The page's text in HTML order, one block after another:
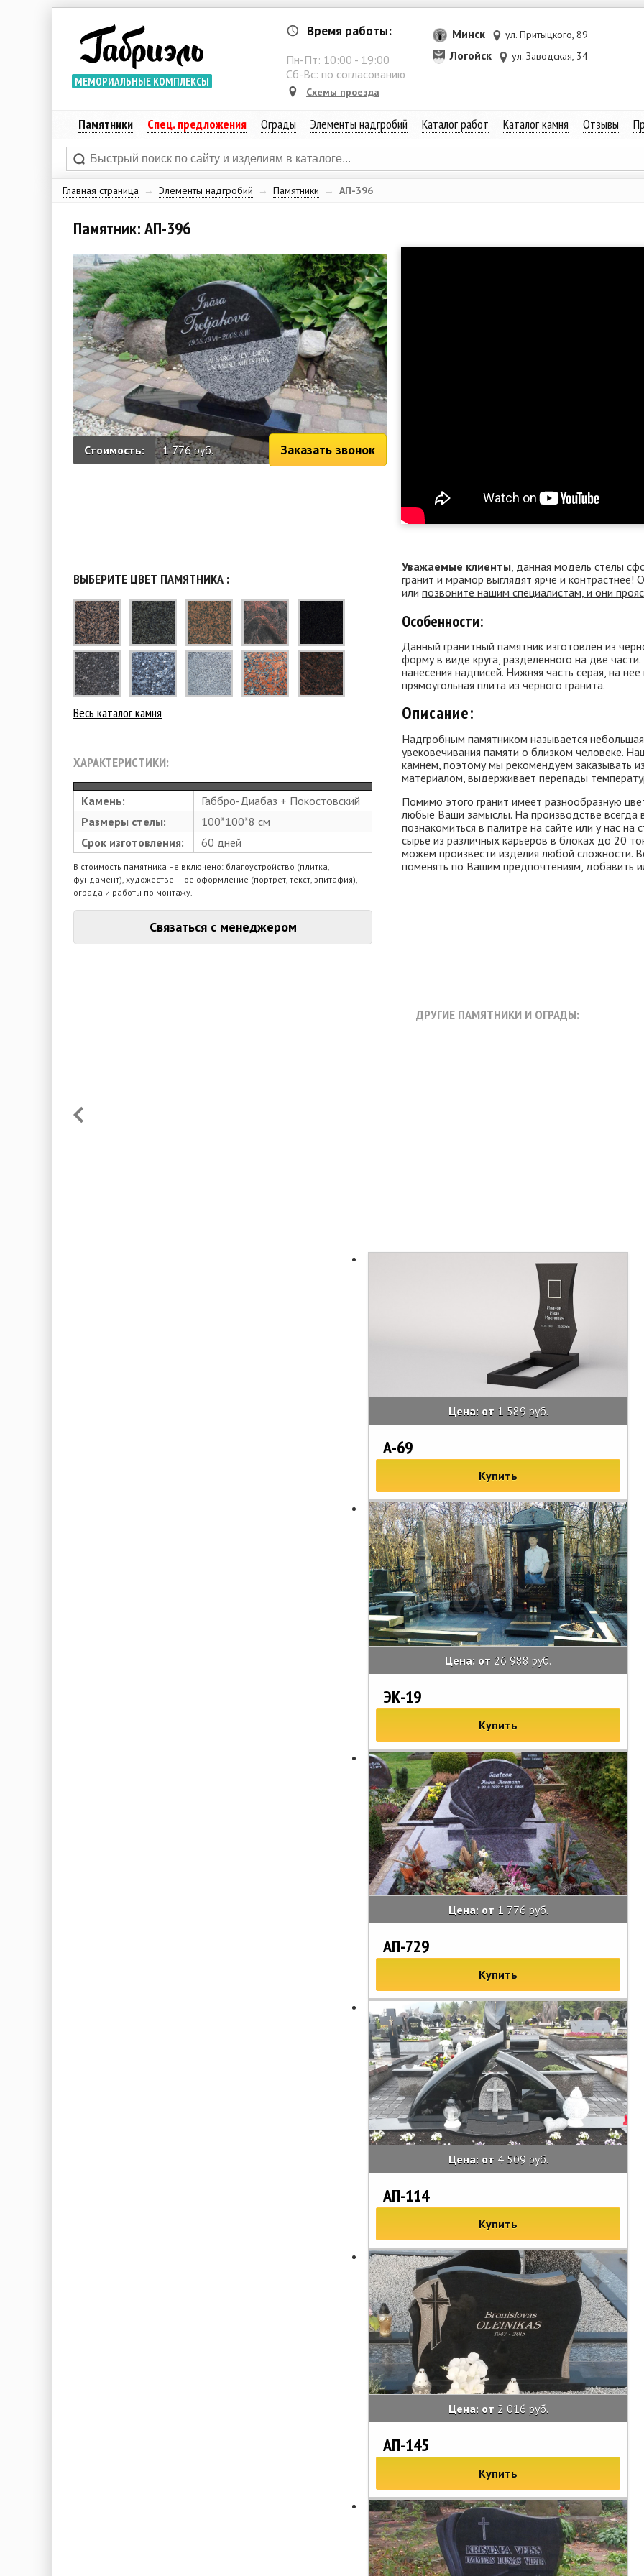
МЕМОРИАЛЬНЫЕ КОМПЛЕКСЫ
Время работы:
Пн-Пт: 10:00 - 19:00
Сб-Вс: по согласованию
Схемы проезда
Минск ул. Притыцкого, 89
Логойск ул. Заводская, 34
Памятники Спец. предложения Ограды Элементы надгробий Каталог работ Каталог камня Отзывы
Главная страница → Элементы надгробий → Памятники → АП-396
Памятник: АП-396
Стоимость: 1 776 руб. Заказать звонок
ВЫБЕРИТЕ ЦВЕТ ПАМЯТНИКА :
Весь каталог камня
ХАРАКТЕРИСТИКИ:
Камень:
Габбро-Диабаз + Покостовский
Размеры стелы:
100*100*8 см
Срок изготовления:
60 дней
В стоимость памятника не включено: благоустройство (плитка,
фундамент), художественное оформление (портрет, текст, эпитафия),
ограда и работы по монтажу.
Связаться с менеджером
Уважаемые клиенты , данная модель стелы
гранит и мрамор выглядят ярче и контрастнее!
или позвоните нашим специалистам, и они
Особенности:
Данный гранитный памятник изготовлен из
форму в виде круга, разделенного на две
нанесения надписей. Нижняя часть серая, на
прямоугольная плита из черного гранита.
Описание:
Надгробным памятником называется
увековечивания памяти о близком человеке.
камнем, поэтому мы рекомендуем заказывать
материалом, выдерживает перепады
Помимо этого гранит имеет разнообразную
любые Ваши замыслы. На производстве всегда
познакомиться в палитре на сайте или у нас
сырье из различных карьеров в блоках до 20
можем произвести изделия любой сложности.
поменять по Вашим предпочтениям, добавить
ДРУГИЕ ПАМЯТНИКИ И ОГРАДЫ:
Цена: от 1 589 руб.
А-69
Купить
Цена: от 26 988 руб.
ЭК-19
Купить
Цена: от 1 776 руб.
АП-729
Купить
Цена: от 4 509 руб.
АП-114
Купить
Цена: от 2 016 руб.
АП-145
Купить